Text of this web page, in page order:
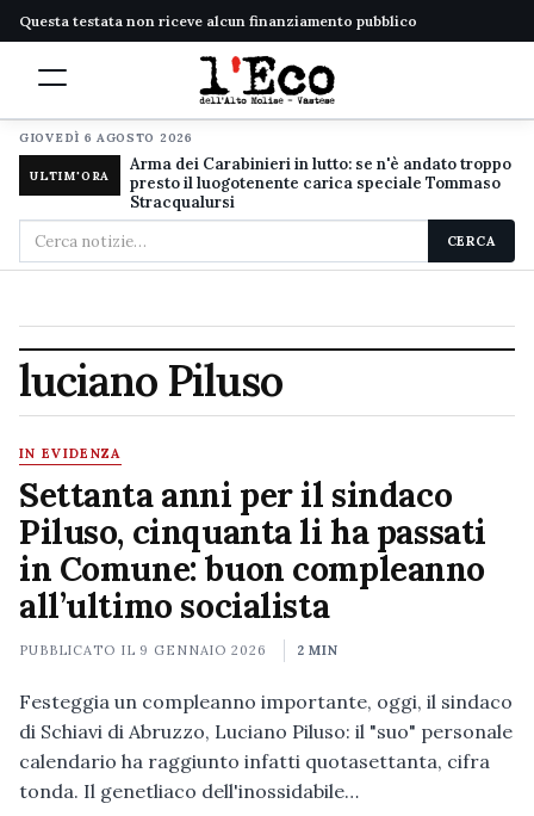
Questa testata non riceve alcun finanziamento pubblico
GIOVEDÌ 6 AGOSTO 2026
ULTIM'ORA
Arma dei Carabinieri in lutto: se n'è andato troppo
presto il luogotenente carica speciale Tommaso
Stracqualursi
Cerca
nel
CERCA
luciano Piluso
IN EVIDENZA
Settanta anni per il sindaco
Piluso, cinquanta li ha passati
in Comune: buon compleanno
all’ultimo socialista
PUBBLICATO IL 9 GENNAIO 2026 2 MIN
Festeggia un compleanno importante, oggi, il sindaco
di Schiavi di Abruzzo, Luciano Piluso: il "suo" personale
calendario ha raggiunto infatti quotasettanta, cifra
tonda. Il genetliaco dell'inossidabile…